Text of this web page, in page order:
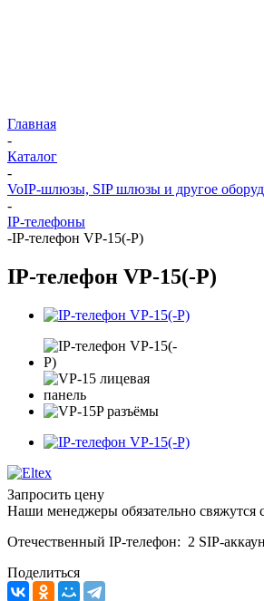
Главная
-
Каталог
-
VoIP-шлюзы, SIP шлюзы и другое
-
IP-телефоны
-IP-телефон VP-15(-P)
IP-телефон VP-15(-P)
Запросить цену
Наши менеджеры обязательно свяжутся
Отечественный IP-телефон: 2 SIP-
Поделиться